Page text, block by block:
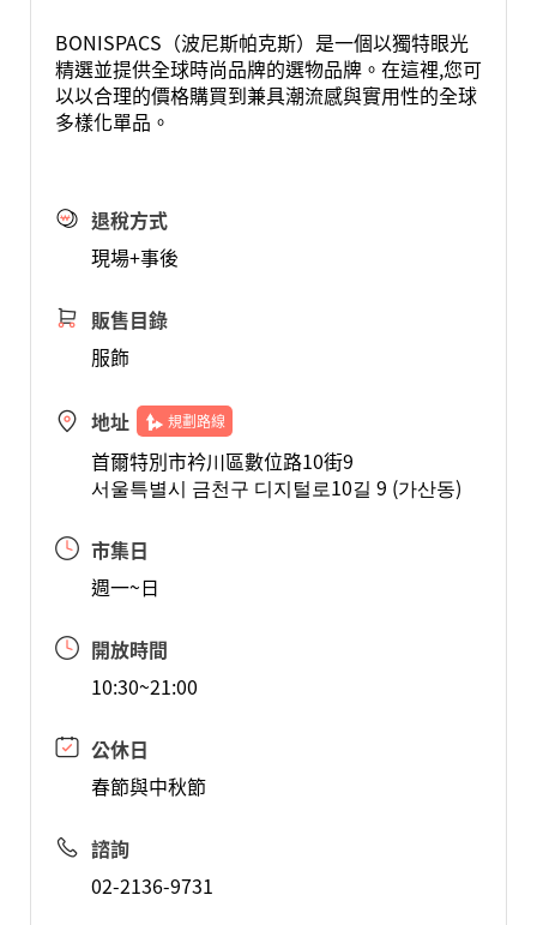
BONISPACS（波尼斯帕克斯）是一個以獨特眼光
精選並提供全球時尚品牌的選物品牌。在這裡,您可
以以合理的價格購買到兼具潮流感與實用性的全球
多樣化單品。
退稅方式
現場+事後
販售目錄
服飾
地址 規劃路線
首爾特別市衿川區數位路10街9
서울특별시 금천구 디지털로10길 9 (가산동)
市集日
週一~日
開放時間
10:30~21:00
公休日
春節與中秋節
諮詢
02-2136-9731